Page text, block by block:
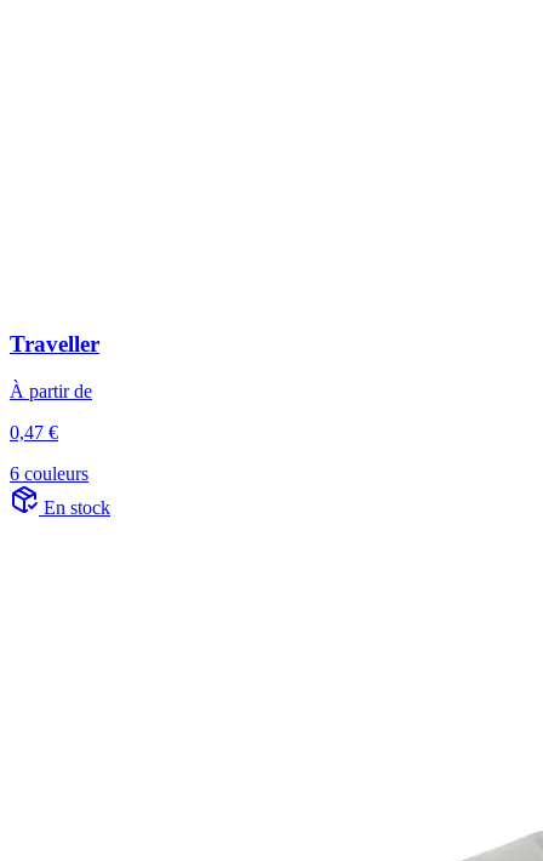
Traveller
À partir de
0,47 €
6 couleurs
En stock